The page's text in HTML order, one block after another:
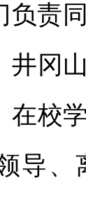
负责
井冈
在校
导